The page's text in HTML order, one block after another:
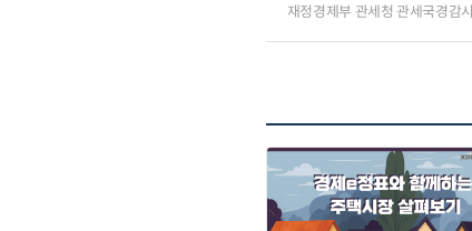
재정경제부 관세청 관세국경감